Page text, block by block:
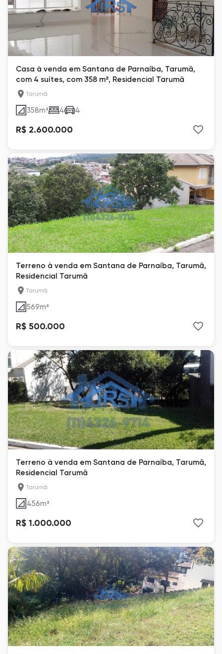
Casa à venda em Santana de Parnaíba, Tarumã,
com 4 suítes, com 358 m², Residencial Tarumã
Tarumã
358m² 4 4
R$ 2.600.000
Terreno à venda em Santana de Parnaíba, Tarumã,
Residencial Tarumã
Tarumã
569m²
R$ 500.000
Terreno à venda em Santana de Parnaíba, Tarumã,
Residencial Tarumã
Tarumã
456m²
R$ 1.000.000